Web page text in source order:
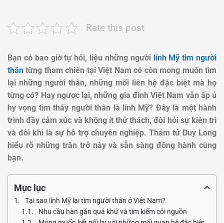
Rate this post
Bạn có bao giờ tự hỏi, liệu những người lính Mỹ tìm người
thân từng tham chiến tại Việt Nam có còn mong muốn tìm
lại những người thân, những mối liên hệ đặc biệt mà họ
từng có? Hay ngược lại, những gia đình Việt Nam vẫn ấp ủ
hy vọng tìm thấy người thân là lính Mỹ? Đây là một hành
trình đầy cảm xúc và không ít thử thách, đòi hỏi sự kiên trì
và đôi khi là sự hỗ trợ chuyên nghiệp. Thám tử Duy Long
hiểu rõ những trăn trở này và sẵn sàng đồng hành cùng
bạn.
Mục lục
Tại sao lính Mỹ lại tìm người thân ở Việt Nam?
Nhu cầu hàn gắn quá khứ và tìm kiếm cội nguồn